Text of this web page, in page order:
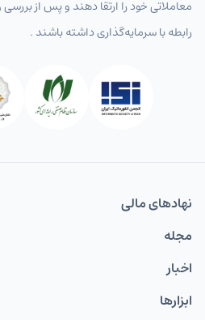
معاملاتی خود را ارتقا دهند و پس از
رابطه با سرمایه‌گذاری داشته باشند .
نهاد‌های مالی
مجله
اخبار
ابزارها